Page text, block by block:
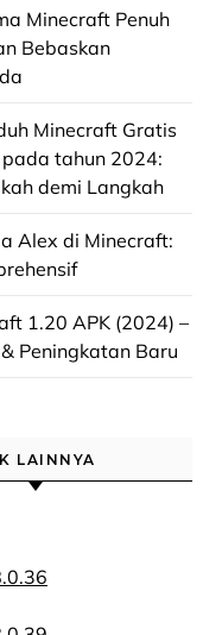
Minecraft Penuh
Bebaskan
Minecraft Gratis
tahun 2024:
demi Langkah
Alex di Minecraft:
1.20 APK (2024) –
Peningkatan Baru
LAINNYA